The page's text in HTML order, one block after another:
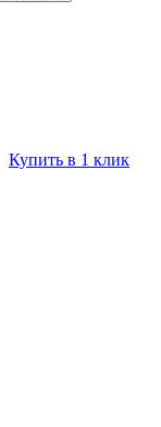
Купить в 1 клик